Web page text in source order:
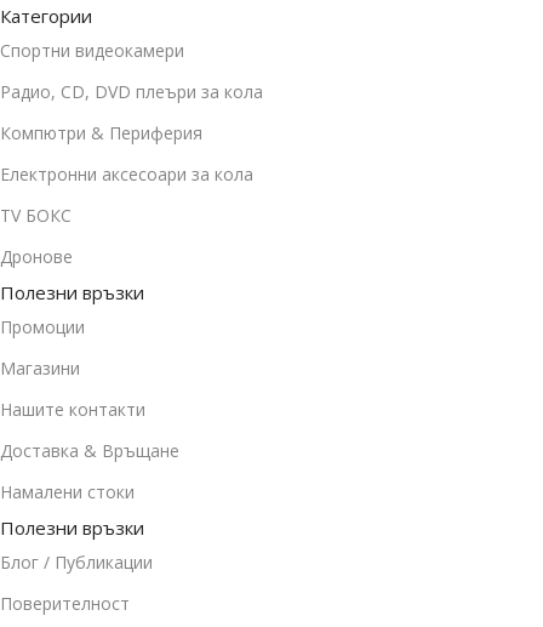
Категории
Спортни видеокамери
Радио, CD, DVD плеъри за кола
Компютри & Периферия
Електронни аксесоари за кола
TV БОКС
Дронове
Полезни връзки
Промоции
Магазини
Нашите контакти
Доставка & Връщане
Намалени стоки
Полезни връзки
Блог / Публикации
Поверителност